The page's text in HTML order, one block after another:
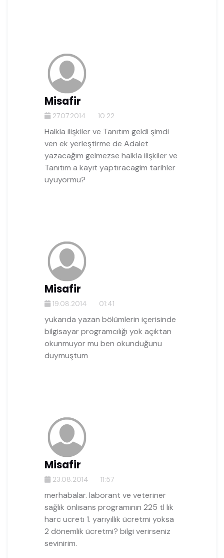
Misafir
27.07.2014 10:22
Halkla ilişkiler ve Tanıtım geldi şimdi
ven ek yerleştirme de Adalet
yazacağım gelmezse halkla ilişkiler ve
Tanıtım a kayıt yaptıracagim tarihler
uyuyormu?
Misafir
19.08.2014 01:41
yukarıda yazan bölümlerin içerisinde
bilgisayar programcılığı yok açıktan
okunmuyor mu ben okunduğunu
duymuştum
Misafir
23.08.2014 11:57
merhabalar. laborant ve veteriner
sağlık önlisans programının 225 tl lık
harc ucretı 1. yarıyıllık ücretmi yoksa
2 dönemlik ücretmi? bilgi verirseniz
sevinirim.